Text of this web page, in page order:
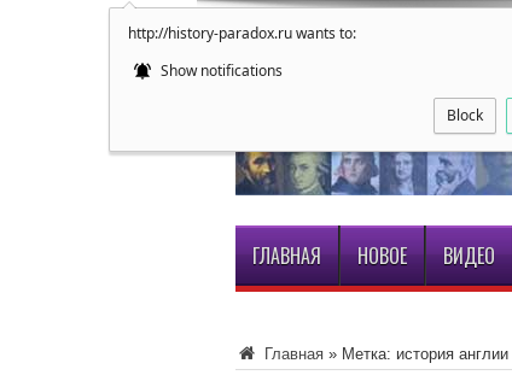
http://history-paradox.ru wants to:
Show notifications
Block
ГЛАВНАЯ НОВОЕ ВИДЕО
Главная » Метка: история англии